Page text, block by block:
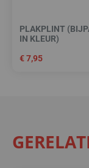
PLAKPLINT
IN KLEUR)
€7,95